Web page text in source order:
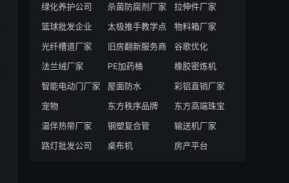
绿化养护公司
杀菌防腐剂厂家
拉伸件厂家
篮球批发企业
太极推手教学点
物料箱厂家
光纤槽道厂家
旧房翻新服务商
谷歌优化
法兰绒厂家
PE加药桶
橡胶密炼机
智能电动门厂家
屋面防水
彩铝直销厂家
宠物
东方秩序品牌
东方高端珠宝
温伴热带厂家
钢塑复合管
输送机厂家
路灯批发公司
桌布机 房产平台